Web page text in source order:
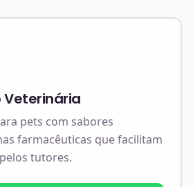
Veterinária
pets com sabores
farmacêuticas que facilitam
tutores.